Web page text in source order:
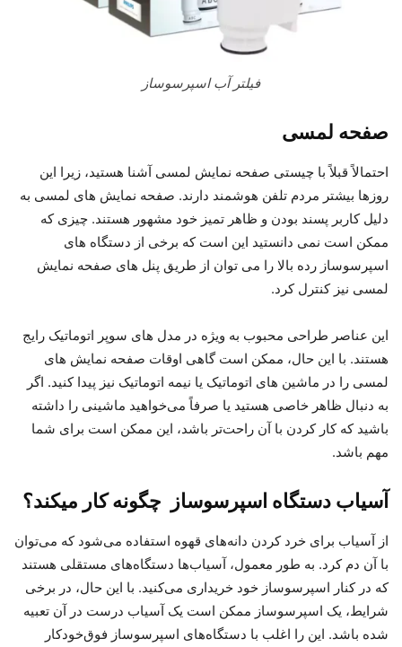
فیلتر آب اسپرسوساز
صفحه لمسی
احتمالاً قبلاً با چیستی صفحه نمایش لمسی آشنا هستید، زیرا این
روزها بیشتر مردم تلفن هوشمند دارند. صفحه نمایش های لمسی به
دلیل کاربر پسند بودن و ظاهر تمیز خود مشهور هستند. چیزی که
ممکن است نمی دانستید این است که برخی از دستگاه های
اسپرسوساز رده بالا را می توان از طریق پنل های صفحه نمایش
لمسی نیز کنترل کرد.
این عناصر طراحی محبوب به ویژه در مدل های سوپر اتوماتیک رایج
هستند. با این حال، ممکن است گاهی اوقات صفحه نمایش های
لمسی را در ماشین های اتوماتیک یا نیمه اتوماتیک نیز پیدا کنید. اگر
به دنبال ظاهر خاصی هستید یا صرفاً می‌خواهید ماشینی را داشته
باشید که کار کردن با آن راحت‌تر باشد، این ممکن است برای شما
مهم باشد.
آسیاب دستگاه اسپرسوساز چگونه کار میکند؟
از آسیاب برای خرد کردن دانه‌های قهوه استفاده می‌شود که می‌توان
با آن دم کرد. به طور معمول، آسیاب‌ها دستگاه‌های مستقلی هستند
که در کنار اسپرسوساز خود خریداری می‌کنید. با این حال، در برخی
شرایط، یک اسپرسوساز ممکن است یک آسیاب درست در آن تعبیه
شده باشد. این را اغلب با دستگاه‌های اسپرسوساز فوق‌خودکار